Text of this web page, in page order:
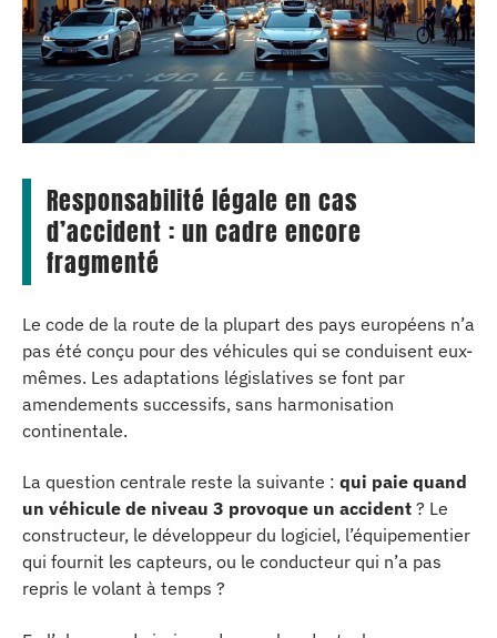
Responsabilité légale en cas
d’accident : un cadre encore
fragmenté
Le code de la route de la plupart des pays européens n’a
pas été conçu pour des véhicules qui se conduisent eux-
mêmes. Les adaptations législatives se font par
amendements successifs, sans harmonisation
continentale.
La question centrale reste la suivante : qui paie quand
un véhicule de niveau 3 provoque un accident ? Le
constructeur, le développeur du logiciel, l’équipementier
qui fournit les capteurs, ou le conducteur qui n’a pas
repris le volant à temps ?